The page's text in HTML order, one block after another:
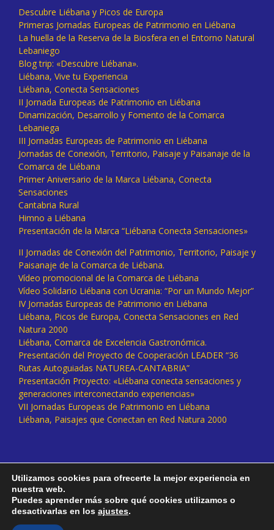
Descubre Liébana y Picos de Europa
Primeras Jornadas Europeas de Patrimonio en Liébana
La huella de la Reserva de la Biosfera en el Entorno Natural
Lebaniego
Blog trip: «Descubre Liébana».
Liébana, Vive tu Experiencia
Liébana, Conecta Sensaciones
II Jornada Europeas de Patrimonio en Liébana
Dinamización, Desarrollo y Fomento de la Comarca
Lebaniega
III Jornadas Europeas de Patrimonio en Liébana
Jornadas de Conexión, Territorio, Paisaje y Paisanaje de la
Comarca de Liébana
Primer Aniversario de la Marca Liébana, Conecta
Sensaciones
Cantabria Rural
Himno a Liébana
Presentación de la Marca “Liébana Conecta Sensaciones»
II Jornadas de Conexión del Patrimonio, Territorio, Paisaje y
Paisanaje de la Comarca de Liébana.
Vídeo promocional de la Comarca de Liébana
Vídeo Solidario Liébana con Ucrania: “Por un Mundo Mejor”
IV Jornadas Europeas de Patrimonio en Liébana
Liébana, Picos de Europa, Conecta Sensaciones en Red
Natura 2000
Liébana, Comarca de Excelencia Gastronómica.
Presentación del Proyecto de Cooperación LEADER “36
Rutas Autoguiadas NATUREA-CANTABRIA”
Presentación Proyecto: «Liébana conecta sensaciones y
generaciones interconectando experiencias»
VII Jornadas Europeas de Patrimonio en Liébana
Liébana, Paisajes que Conectan en Red Natura 2000
Utilizamos cookies para ofrecerte la mejor experiencia en
nuestra web.
Puedes aprender más sobre qué cookies utilizamos o
desactivarlas en los ajustes.